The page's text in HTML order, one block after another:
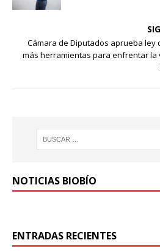
Cámara de Diputados aprueba ley
más herramientas para enfrentar la
NOTICIAS BIOBÍO
ENTRADAS RECIENTES